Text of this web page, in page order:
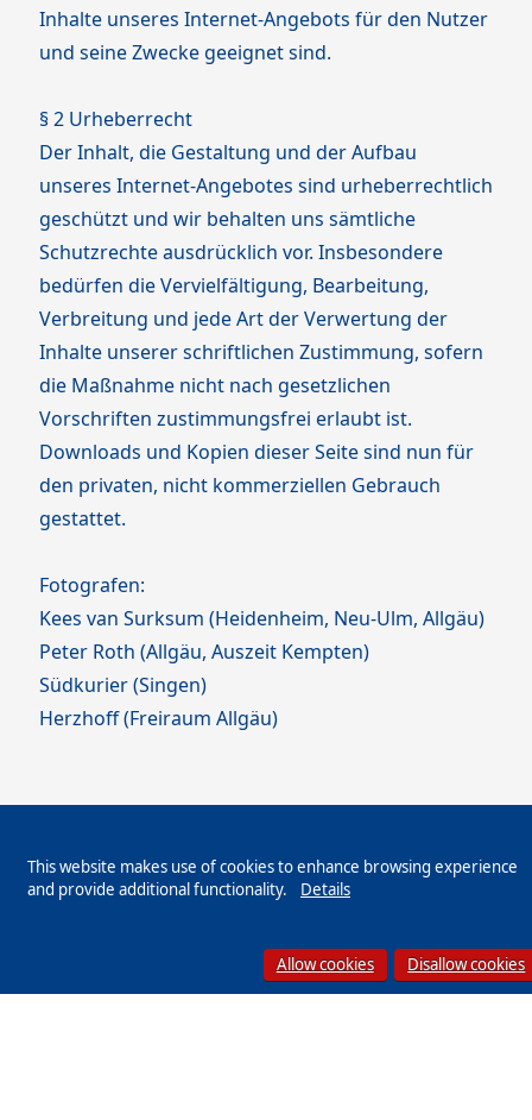
Inhalte unseres Internet-Angebots für den Nutzer
und seine Zwecke geeignet sind.
§ 2 Urheberrecht
Der Inhalt, die Gestaltung und der Aufbau
unseres Internet-Angebotes sind urheberrechtlich
geschützt und wir behalten uns sämtliche
Schutzrechte ausdrücklich vor. Insbesondere
bedürfen die Vervielfältigung, Bearbeitung,
Verbreitung und jede Art der Verwertung der
Inhalte unserer schriftlichen Zustimmung, sofern
die Maßnahme nicht nach gesetzlichen
Vorschriften zustimmungsfrei erlaubt ist.
Downloads und Kopien dieser Seite sind nun für
den privaten, nicht kommerziellen Gebrauch
gestattet.
Fotografen:
Kees van Surksum (Heidenheim, Neu-Ulm, Allgäu)
Peter Roth (Allgäu, Auszeit Kempten)
Südkurier (Singen)
Herzhoff (Freiraum Allgäu)
DATENSCHUTZ AGB JOBBÖRSE
This website makes use of cookies to enhance browsing experience
and provide additional functionality.
Details
Disallow cookies
Allow cookies